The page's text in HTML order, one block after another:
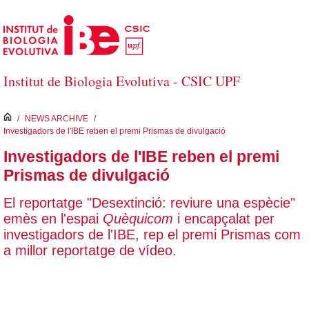
Salta al contingut principal
Institut de Biologia Evolutiva - CSIC UPF
inici
/ NEWS ARCHIVE /
Investigadors de l'IBE reben el premi Prismas de divulgació
Investigadors de l'IBE reben el premi
Prismas de divulgació
El reportatge "Desextinció: reviure una espècie"
emès en l'espai Quèquicom i encapçalat per
investigadors de l'IBE, rep el premi Prismas com
a millor reportatge de vídeo.